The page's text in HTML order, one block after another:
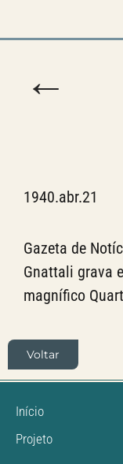
←
1940.abr.21
Gazeta de
Gnattali grava
magnífico
Voltar
Início
Projeto